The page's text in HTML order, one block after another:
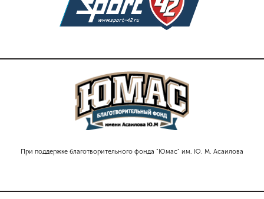
При поддержке благотворительного фонда "Юмас" им. Ю. М. Асаилова